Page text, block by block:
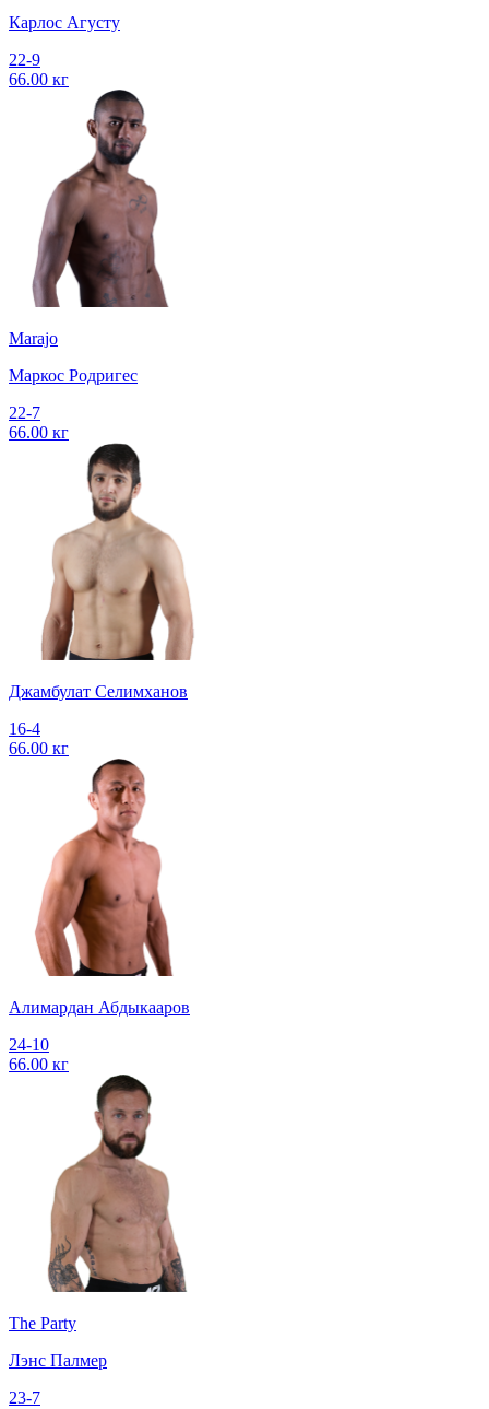
Карлос Агусту
22-9
66.00 кг
Marajo
Маркос Родригес
22-7
66.00 кг
Джамбулат Селимханов
16-4
66.00 кг
Алимардан Абдыкааров
24-10
66.00 кг
The Party
Лэнс Палмер
23-7